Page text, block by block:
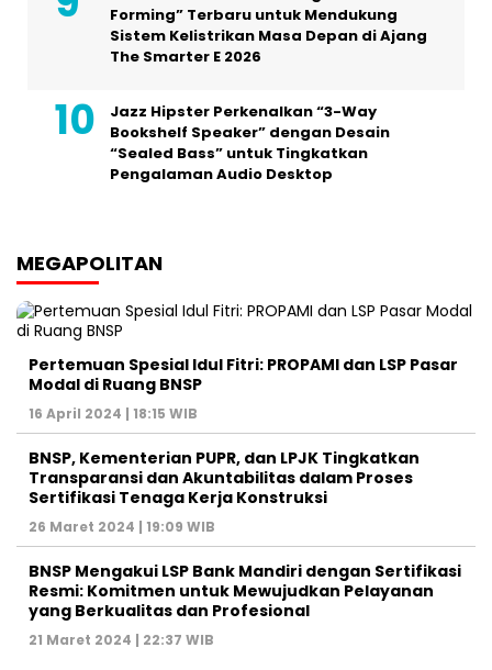
Forming” Terbaru untuk Mendukung
Sistem Kelistrikan Masa Depan di Ajang
The Smarter E 2026
Jazz Hipster Perkenalkan “3-Way
Bookshelf Speaker” dengan Desain
“Sealed Bass” untuk Tingkatkan
Pengalaman Audio Desktop
MEGAPOLITAN
Pertemuan Spesial Idul Fitri: PROPAMI dan LSP Pasar
Modal di Ruang BNSP
16 April 2024 | 18:15 WIB
BNSP, Kementerian PUPR, dan LPJK Tingkatkan
Transparansi dan Akuntabilitas dalam Proses
Sertifikasi Tenaga Kerja Konstruksi
26 Maret 2024 | 19:09 WIB
BNSP Mengakui LSP Bank Mandiri dengan Sertifikasi
Resmi: Komitmen untuk Mewujudkan Pelayanan
yang Berkualitas dan Profesional
21 Maret 2024 | 22:37 WIB